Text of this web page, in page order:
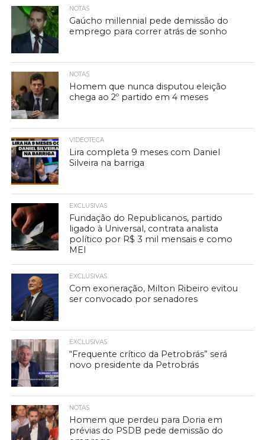
NOTAS
Gaúcho millennial pede demissão do
emprego para correr atrás de sonho
NOTAS
Homem que nunca disputou eleição
chega ao 2º partido em 4 meses
VIDEOTECA
Lira completa 9 meses com Daniel
Silveira na barriga
EXCLUSIVAS
Fundação do Republicanos, partido
ligado à Universal, contrata analista
político por R$ 3 mil mensais e como
MEI
EXCLUSIVAS
Com exoneração, Milton Ribeiro evitou
ser convocado por senadores
EXCLUSIVAS
“Frequente crítico da Petrobrás” será
novo presidente da Petrobrás
NOTAS
Homem que perdeu para Doria em
prévias do PSDB pede demissão do